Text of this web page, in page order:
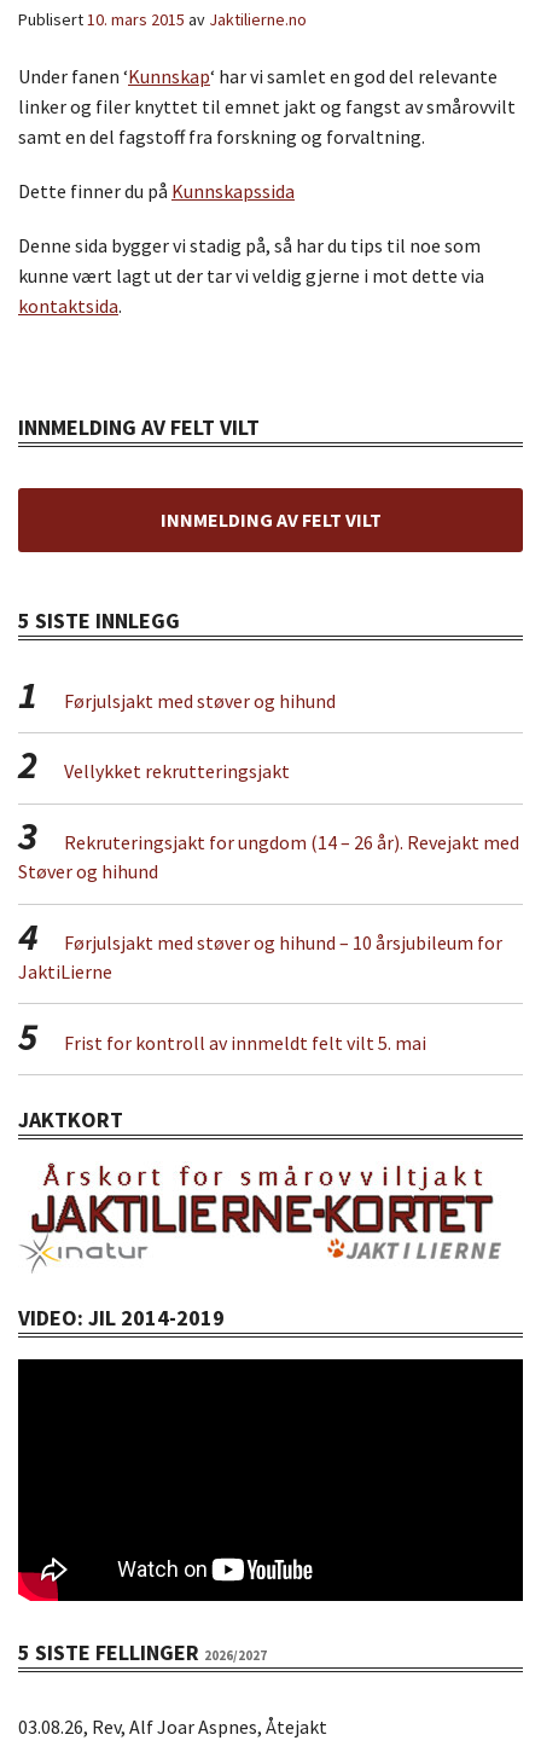
Publisert10. mars 2015 av Jaktilierne.no
Under fanen ‘Kunnskap‘ har vi samlet en god del relevante
linker og filer knyttet til emnet jakt og fangst av smårovvilt
samt en del fagstoff fra forskning og forvaltning.
Dette finner du på Kunnskapssida
Denne sida bygger vi stadig på, så har du tips til noe som
kunne vært lagt ut der tar vi veldig gjerne i mot dette via
kontaktsida.
INNMELDING AV FELT VILT
INNMELDING AV FELT VILT
5 SISTE INNLEGG
1 Førjulsjakt med støver og hihund
2 Vellykket rekrutteringsjakt
3
Rekruteringsjakt for ungdom (14 – 26 år). Revejakt med
Støver og hihund
4
Førjulsjakt med støver og hihund – 10 årsjubileum for
JaktiLierne
5 Frist for kontroll av innmeldt felt vilt 5. mai
JAKTKORT
VIDEO: JIL 2014-2019
5 SISTE FELLINGER 2026/2027
03.08.26, Rev, Alf Joar Aspnes, Åtejakt